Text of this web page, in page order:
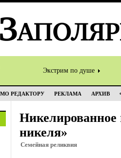
Экстрим по душе
РЕДАКТОРУ РЕКЛАМА АРХИВ
Никелированное
никеля»
Семейная реликвия